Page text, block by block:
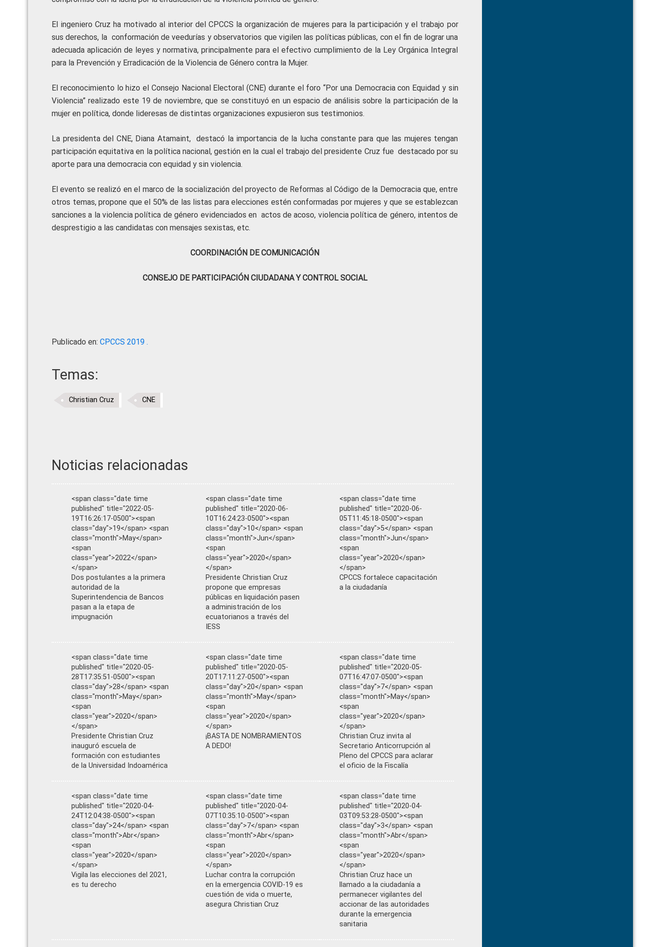
El ingeniero Cruz ha motivado al interior del CPCCS la organización de mujeres para la participación y el trabajo por
sus derechos, la conformación de veedurías y observatorios que vigilen las políticas públicas, con el fin de lograr una
adecuada aplicación de leyes y normativa, principalmente para el efectivo cumplimiento de la Ley Orgánica Integral
para la Prevención y Erradicación de la Violencia de Género contra la Mujer.
El reconocimiento lo hizo el Consejo Nacional Electoral (CNE) durante el foro “Por una Democracia con Equidad y sin
Violencia” realizado este 19 de noviembre, que se constituyó en un espacio de análisis sobre la participación de la
mujer en política, donde lideresas de distintas organizaciones expusieron sus testimonios.
La presidenta del CNE, Diana Atamaint, destacó la importancia de la lucha constante para que las mujeres tengan
participación equitativa en la política nacional, gestión en la cual el trabajo del presidente Cruz fue destacado por su
aporte para una democracia con equidad y sin violencia.
El evento se realizó en el marco de la socialización del proyecto de Reformas al Código de la Democracia que, entre
otros temas, propone que el 50% de las listas para elecciones estén conformadas por mujeres y que se establezcan
sanciones a la violencia política de género evidenciados en actos de acoso, violencia política de género, intentos de
desprestigio a las candidatas con mensajes sexistas, etc.
COORDINACIÓN DE COMUNICACIÓN
CONSEJO DE PARTICIPACIÓN CIUDADANA Y CONTROL SOCIAL
Publicado en: CPCCS 2019 .
Temas:
Christian Cruz CNE
Noticias relacionadas
<span class="date time
published" title="2022-05-
19T16:26:17-0500"><span
class="day">19</span> <span
class="month">May</span>
<span
class="year">2022</span>
</span>
Dos postulantes a la primera
autoridad de la
Superintendencia de Bancos
pasan a la etapa de
impugnación
<span class="date time
published" title="2020-06-
10T16:24:23-0500"><span
class="day">10</span> <span
class="month">Jun</span>
<span
class="year">2020</span>
</span>
Presidente Christian Cruz
propone que empresas
públicas en liquidación pasen
a administración de los
ecuatorianos a través del
IESS
<span class="date time
published" title="2020-06-
05T11:45:18-0500"><span
class="day">5</span> <span
class="month">Jun</span>
<span
class="year">2020</span>
</span>
CPCCS fortalece capacitación
a la ciudadanía
<span class="date time
published" title="2020-05-
28T17:35:51-0500"><span
class="day">28</span> <span
class="month">May</span>
<span
class="year">2020</span>
</span>
Presidente Christian Cruz
inauguró escuela de
formación con estudiantes
de la Universidad Indoamérica
<span class="date time
published" title="2020-05-
20T17:11:27-0500"><span
class="day">20</span> <span
class="month">May</span>
<span
class="year">2020</span>
</span>
¡BASTA DE NOMBRAMIENTOS
A DEDO!
<span class="date time
published" title="2020-05-
07T16:47:07-0500"><span
class="day">7</span> <span
class="month">May</span>
<span
class="year">2020</span>
</span>
Christian Cruz invita al
Secretario Anticorrupción al
Pleno del CPCCS para aclarar
el oficio de la Fiscalía
<span class="date time
published" title="2020-04-
24T12:04:38-0500"><span
class="day">24</span> <span
class="month">Abr</span>
<span
class="year">2020</span>
</span>
Vigila las elecciones del 2021,
es tu derecho
<span class="date time
published" title="2020-04-
07T10:35:10-0500"><span
class="day">7</span> <span
class="month">Abr</span>
<span
class="year">2020</span>
</span>
Luchar contra la corrupción
en la emergencia COVID-19 es
cuestión de vida o muerte,
asegura Christian Cruz
<span class="date time
published" title="2020-04-
03T09:53:28-0500"><span
class="day">3</span> <span
class="month">Abr</span>
<span
class="year">2020</span>
</span>
Christian Cruz hace un
llamado a la ciudadanía a
permanecer vigilantes del
accionar de las autoridades
durante la emergencia
sanitaria